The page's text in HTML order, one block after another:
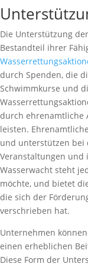
Die Unterstützung
Bestandteil ihrer
durch Spenden, die
Schwimmkurse und
durch ehrenamtliche
leisten.
und unterstützen bei
Veranstaltungen und
Wasserwacht steht
möchte, und bietet
die sich der
verschrieben hat.
Unternehmen
einen erheblichen
Diese Form der